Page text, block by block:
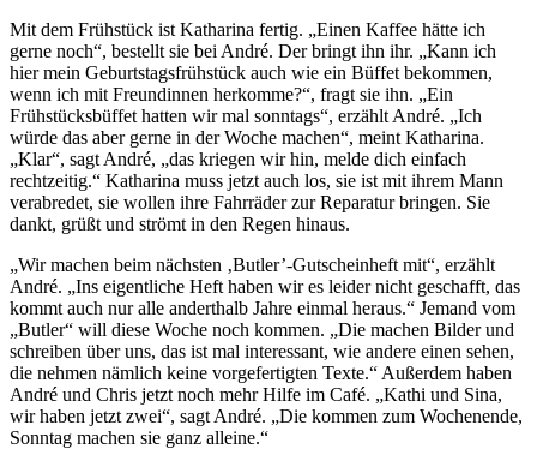
Mit dem Frühstück ist Katharina fertig. „Einen Kaffee hätte ich
gerne noch“, bestellt sie bei André. Der bringt ihn ihr. „Kann ich
hier mein Geburtstagsfrühstück auch wie ein Büffet bekommen,
wenn ich mit Freundinnen herkomme?“, fragt sie ihn. „Ein
Frühstücksbüffet hatten wir mal sonntags“, erzählt André. „Ich
würde das aber gerne in der Woche machen“, meint Katharina.
„Klar“, sagt André, „das kriegen wir hin, melde dich einfach
rechtzeitig.“ Katharina muss jetzt auch los, sie ist mit ihrem Mann
verabredet, sie wollen ihre Fahrräder zur Reparatur bringen. Sie
dankt, grüßt und strömt in den Regen hinaus.
„Wir machen beim nächsten ‚Butler’-Gutscheinheft mit“, erzählt
André. „Ins eigentliche Heft haben wir es leider nicht geschafft, das
kommt auch nur alle anderthalb Jahre einmal heraus.“ Jemand vom
„Butler“ will diese Woche noch kommen. „Die machen Bilder und
schreiben über uns, das ist mal interessant, wie andere einen sehen,
die nehmen nämlich keine vorgefertigten Texte.“ Außerdem haben
André und Chris jetzt noch mehr Hilfe im Café. „Kathi und Sina,
wir haben jetzt zwei“, sagt André. „Die kommen zum Wochenende,
Sonntag machen sie ganz alleine.“